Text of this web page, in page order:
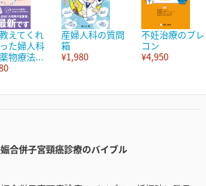
えてくれ
た婦人科
物療法...
産婦人科の質問
箱
¥1,980
不妊治療のプレ
コン
¥4,950
合併子宮頸癌診療のバイブル